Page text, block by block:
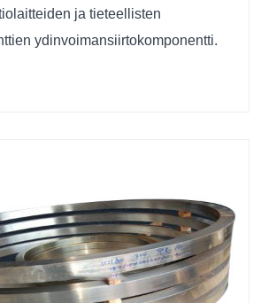
ja tieteellisten
ydinvoimansiirtokomponentti.